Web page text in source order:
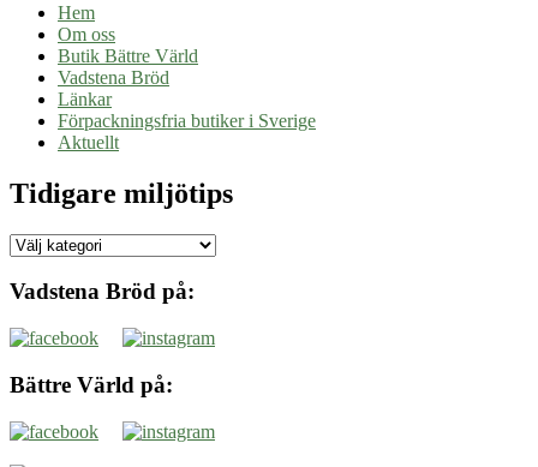
Hem
Om oss
Butik Bättre Värld
Vadstena Bröd
Länkar
Förpackningsfria butiker i Sverige
Aktuellt
Tidigare miljötips
Tidigare
Vadstena Bröd på:
Bättre Värld på: